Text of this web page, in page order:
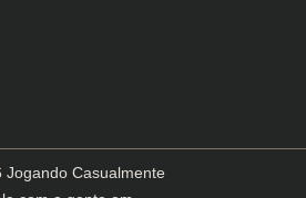
Jogando Casualmente